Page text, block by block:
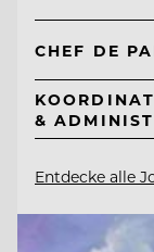
CHEF DE
&
Entdecke alle